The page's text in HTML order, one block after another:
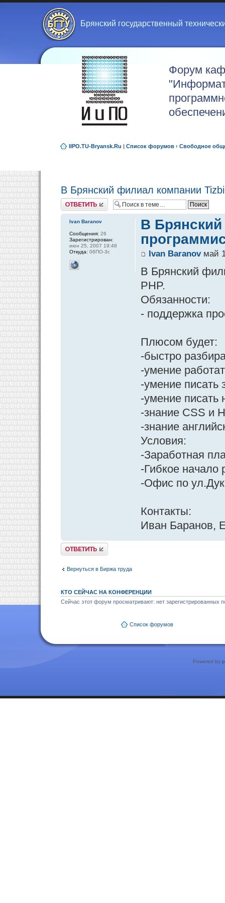
Брянский государственный
Форум
IIPO.TU-Bryansk.Ru | Список форумов ‹ Свободное
В Брянский филиал компании
Ответить
В
Ivan Baranovмай
В Брянский
PHP.
Обязанности:
- поддержка
Плюсом будет:
-быстро
-умение
-умение писать
-умение писать
-знание CSS и
-знание
Условия:
-Заработная
-Гибкое начало
-Офис по
Контакты:
Иван Баранов,
Ivan Baranov
Сообщения: 26
Зарегистрирован:
июн 25, 2007 19:48
Откуда: 06ПО-3с
Ответить
Вернуться в Биржа труда
КТО СЕЙЧАС НА КОНФЕРЕНЦИИ
Сейчас этот форум просматривают: нет зарегистрированных
Список форумов
Powered by